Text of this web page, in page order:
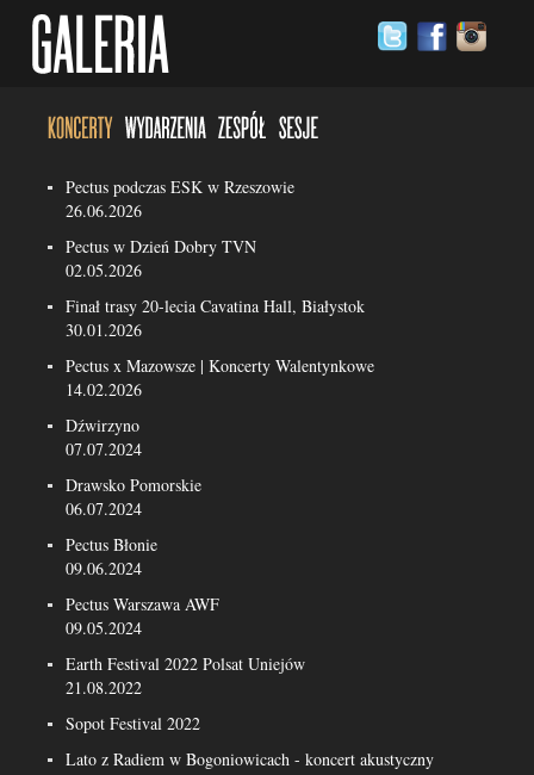
Pectus podczas ESK w Rzeszowie
26.06.2026
Pectus w Dzień Dobry TVN
02.05.2026
Finał trasy 20-lecia Cavatina Hall, Białystok
30.01.2026
Pectus x Mazowsze | Koncerty Walentynkowe
14.02.2026
Dźwirzyno
07.07.2024
Drawsko Pomorskie
06.07.2024
Pectus Błonie
09.06.2024
Pectus Warszawa AWF
09.05.2024
Earth Festival 2022 Polsat Uniejów
21.08.2022
Sopot Festival 2022
Lato z Radiem w Bogoniowicach - koncert akustyczny